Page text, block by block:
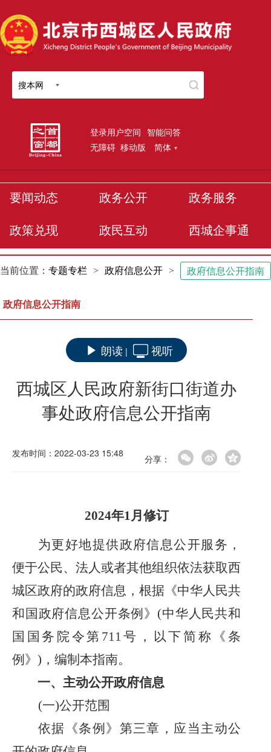
搜本网
登录用户空间 智能问答
无障碍 移动版 简体
要闻动态 政务公开 政务服务
政策兑现 政民互动 西城企事通
当前位置： 专题专栏 > 政府信息公开 > 政府信息公开指南
政府信息公开指南
朗读 | 视听
西城区人民政府新街口街道办
事处政府信息公开指南
发布时间：2022-03-23 15:48 分享：
2024年1月修订
为更好地提供政府信息公开服务，
便于公民、法人或者其他组织依法获取西
城区政府的政府信息，根据《中华人民共
和国政府信息公开条例》 (中华人民共和
国国务院令第711号，以下简称《条
例》)，编制本指南。
一、主动公开政府信息
(一)公开范围
依据《条例》第三章，应当主动公